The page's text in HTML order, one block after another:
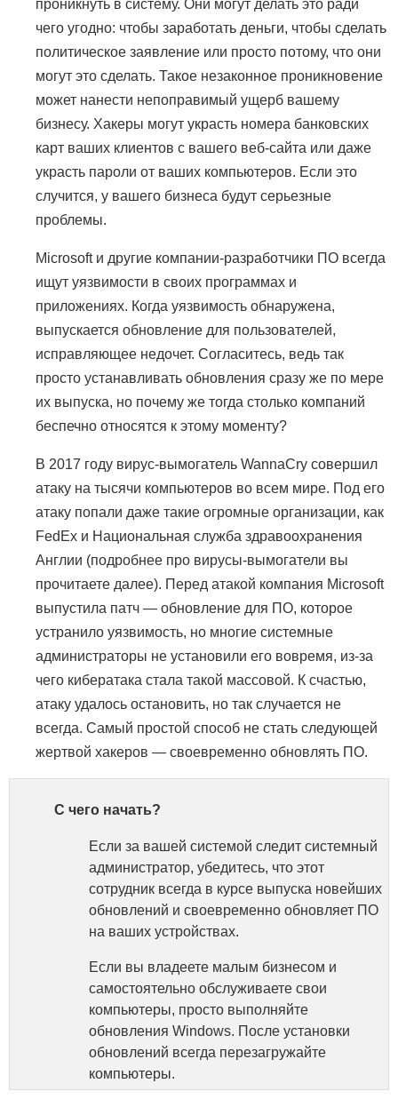
проникнуть в систему. Они могут делать это ради
чего угодно: чтобы заработать деньги, чтобы сделать
политическое заявление или просто потому, что они
могут это сделать. Такое незаконное проникновение
может нанести непоправимый ущерб вашему
бизнесу. Хакеры могут украсть номера банковских
карт ваших клиентов с вашего веб-сайта или даже
украсть пароли от ваших компьютеров. Если это
случится, у вашего бизнеса будут серьезные
проблемы.
Microsoft и другие компании-разработчики ПО всегда
ищут уязвимости в своих программах и
приложениях. Когда уязвимость обнаружена,
выпускается обновление для пользователей,
исправляющее недочет. Согласитесь, ведь так
просто устанавливать обновления сразу же по мере
их выпуска, но почему же тогда столько компаний
беспечно относятся к этому моменту?
В 2017 году вирус-вымогатель WannaCry совершил
атаку на тысячи компьютеров во всем мире. Под его
атаку попали даже такие огромные организации, как
FedEx и Национальная служба здравоохранения
Англии (подробнее про вирусы-вымогатели вы
прочитаете далее). Перед атакой компания Microsoft
выпустила патч — обновление для ПО, которое
устранило уязвимость, но многие системные
администраторы не установили его вовремя, из-за
чего кибератака стала такой массовой. К счастью,
атаку удалось остановить, но так случается не
всегда. Самый простой способ не стать следующей
жертвой хакеров — своевременно обновлять ПО.
С чего начать?
Если за вашей системой следит системный
администратор, убедитесь, что этот
сотрудник всегда в курсе выпуска новейших
обновлений и своевременно обновляет ПО
на ваших устройствах.
Если вы владеете малым бизнесом и
самостоятельно обслуживаете свои
компьютеры, просто выполняйте
обновления Windows. После установки
обновлений всегда перезагружайте
компьютеры.